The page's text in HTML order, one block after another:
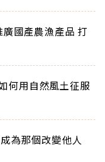
廣國產農漁產品 打
何用自然風土征服
為那個改變他人